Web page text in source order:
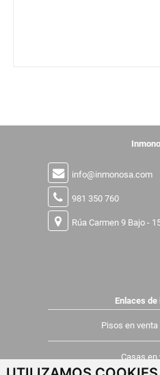
info@inmonosa.com
981 350 760
Rúa Carmen 9 Bajo -
Enlaces de
Pisos en
Casas en